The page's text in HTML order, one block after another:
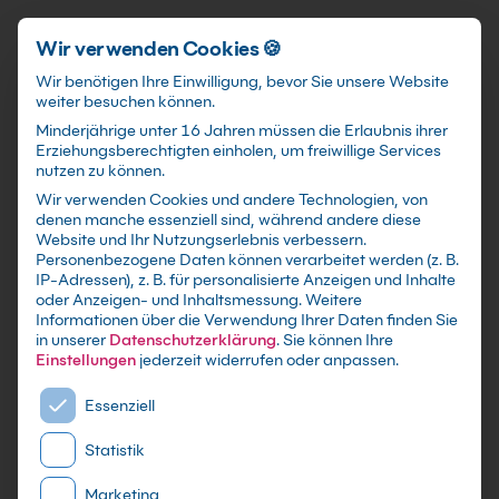
Schnellzugriff
Delphi Aufbaukurs
mit Zertifikat als Live Online Training,
Präsenzseminar in IT-Schulungszentren sowie
maßgeschneiderte Firmen- oder Inhouse-
Schulung für dein Team - Lerne und erweitere
dein Delphi Wissen
Wir verwenden Cookies 🍪
Wir benötigen Ihre Einwilligung, bevor Sie unsere Website
weiter besuchen können.
Minderjährige unter 16 Jahren müssen die Erlaubnis ihrer
Erziehungsberechtigten einholen, um freiwillige Services
nutzen zu können.
Wir verwenden Cookies und andere Technologien, von
denen manche essenziell sind, während andere diese
Website und Ihr Nutzungserlebnis verbessern.
Personenbezogene Daten können verarbeitet werden (z. B.
IP-Adressen), z. B. für personalisierte Anzeigen und Inhalte
oder Anzeigen- und Inhaltsmessung.Weitere
Informationen über die Verwendung Ihrer Daten finden Sie
in unserer Datenschutzerklärung.Sie können Ihre
Einstellungen jederzeit widerrufen oder anpassen.
Es folgt eine Liste der Service-Gruppen, für die eine
Essenziell
Statistik
Marketing